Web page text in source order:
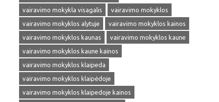
vairavimo mokykla visagalis
vairavimo mokyklos
vairavimo mokyklos alytuje
vairavimo mokyklos kainos
vairavimo mokyklos kaunas
vairavimo mokyklos kaune
vairavimo mokyklos kaune kainos
vairavimo mokyklos klaipeda
vairavimo mokyklos klaipėdoje
vairavimo mokyklos klaipedoje kainos